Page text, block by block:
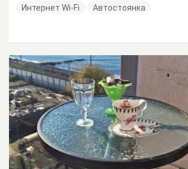
Интернет Wi-Fi Автостоянка